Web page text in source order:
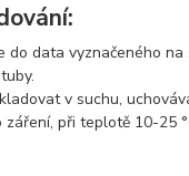
do data vyznačeného na
v suchu,
záření, při teplotě 10-25